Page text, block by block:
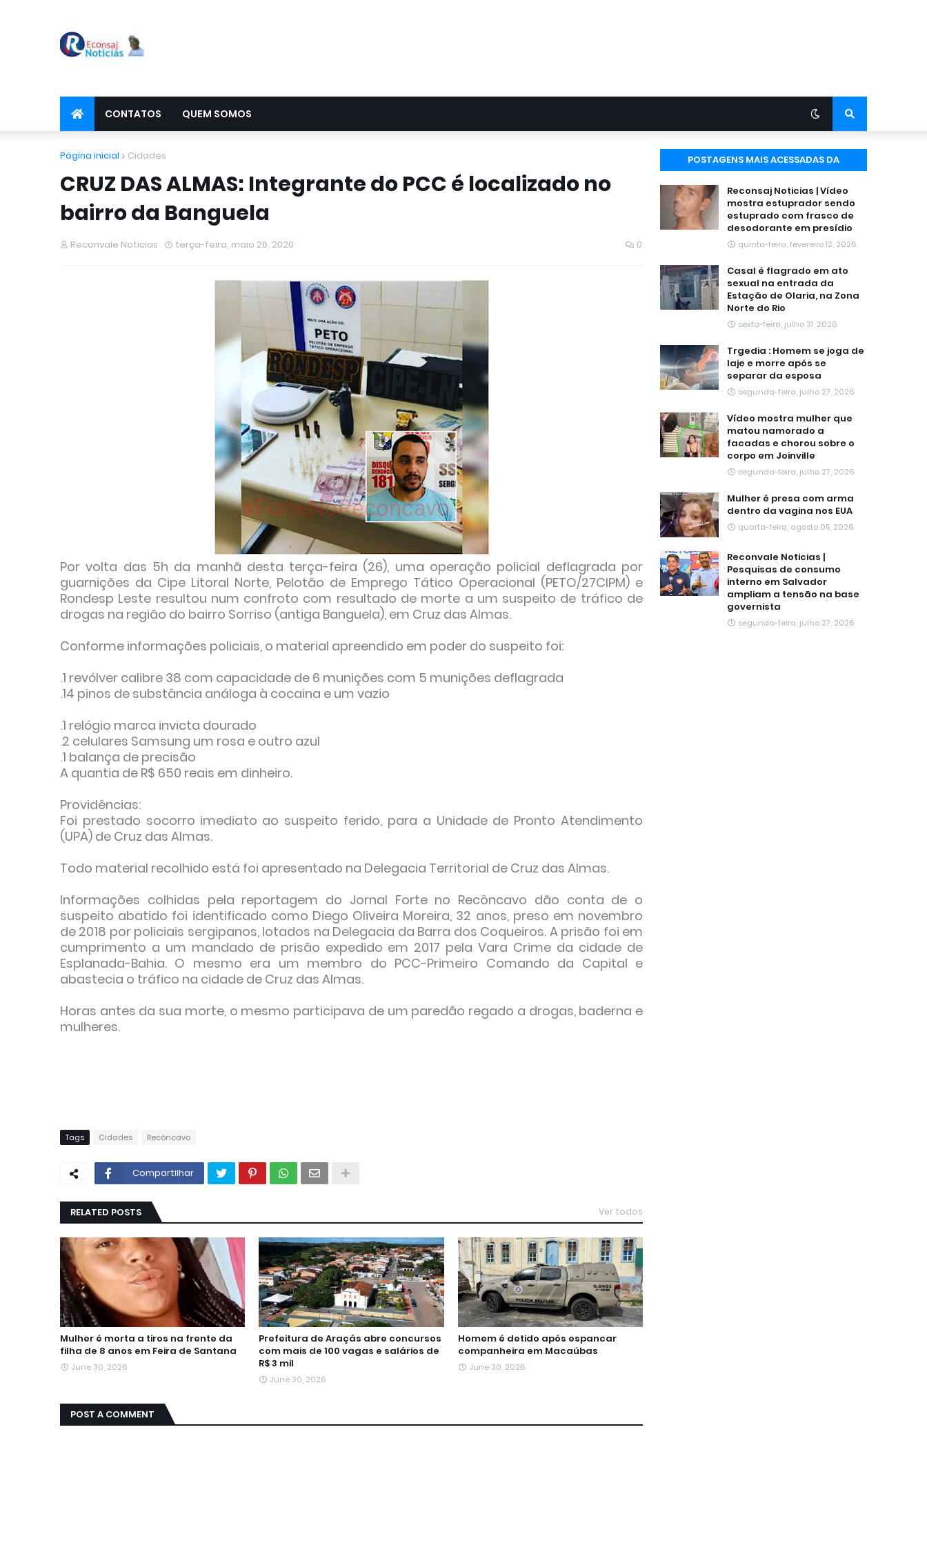
CONTATOS QUEM SOMOS
Página inicial Cidades
CRUZ DAS ALMAS: Integrante do PCC é localizado no
bairro da Banguela
Reconvale Noticias terça-feira, maio 26, 2020 0
Por volta das 5h da manhã desta terça-feira (26), uma operação policial deflagrada por
guarnições da Cipe Litoral Norte, Pelotão de Emprego Tático Operacional (PETO/27CIPM) e
Rondesp Leste resultou num confroto com resultado de morte a um suspeito de tráfico de
drogas na região do bairro Sorriso (antiga Banguela), em Cruz das Almas.
Conforme informações policiais, o material apreendido em poder do suspeito foi:
.1 revólver calibre 38 com capacidade de 6 munições com 5 munições deflagrada ⁣
.14 pinos de substância análoga à cocaina e um vazio⁣
.1 relógio marca invicta dourado ⁣
.2 celulares Samsung um rosa e outro azul⁣
.1 balança de precisão ⁣
A quantia de R$ 650 reais em dinheiro.⁣
Providências:⁣
Foi prestado socorro imediato ao suspeito ferido, para a Unidade de Pronto Atendimento
(UPA) de Cruz das Almas.
Todo material recolhido está foi apresentado na Delegacia Territorial de Cruz das Almas.
Informações colhidas pela reportagem do Jornal Forte no Recôncavo dão conta de o
suspeito abatido foi identificado como Diego Oliveira Moreira, 32 anos, preso em novembro
de 2018 por policiais sergipanos, lotados na Delegacia da Barra dos Coqueiros. A prisão foi em
cumprimento a um mandado de prisão expedido em 2017 pela Vara Crime da cidade de
Esplanada-Bahia. O mesmo era um membro do PCC-Primeiro Comando da Capital e
abastecia o tráfico na cidade de Cruz das Almas.
Horas antes da sua morte, o mesmo participava de um paredão regado a drogas, baderna e
mulheres.
Tags Cidades Recôncavo
Compartilhar
RELATED POSTS Ver todos
Mulher é morta a tiros na frente da
filha de 8 anos em Feira de Santana
June 30, 2026
Prefeitura de Araçás abre concursos
com mais de 100 vagas e salários de
R$ 3 mil
June 30, 2026
Homem é detido após espancar
companheira em Macaúbas
June 30, 2026
POST A COMMENT
POSTAGENS MAIS ACESSADAS DA
Reconsaj Noticias | Vídeo
mostra estuprador sendo
estuprado com frasco de
desodorante em presídio
quinta-feira, fevereiro 12, 2026
Casal é flagrado em ato
sexual na entrada da
Estação de Olaria, na Zona
Norte do Rio
sexta-feira, julho 31, 2026
Trgedia : Homem se joga de
laje e morre após se
separar da esposa
segunda-feira, julho 27, 2026
Vídeo mostra mulher que
matou namorado a
facadas e chorou sobre o
corpo em Joinville
segunda-feira, julho 27, 2026
Mulher é presa com arma
dentro da vagina nos EUA
quarta-feira, agosto 05, 2026
Reconvale Noticias |
Pesquisas de consumo
interno em Salvador
ampliam a tensão na base
governista
segunda-feira, julho 27, 2026